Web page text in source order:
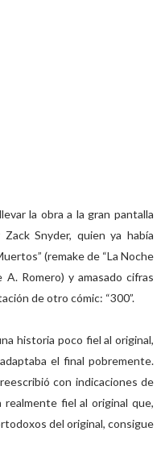
la obra a la gran pantalla
Snyder, quien ya había
(remake de “La Noche
Romero) y amasado cifras
de otro cómic: “300”.
historia poco fiel al original,
el final pobremente.
con indicaciones de
realmente fiel al original que,
del original, consigue